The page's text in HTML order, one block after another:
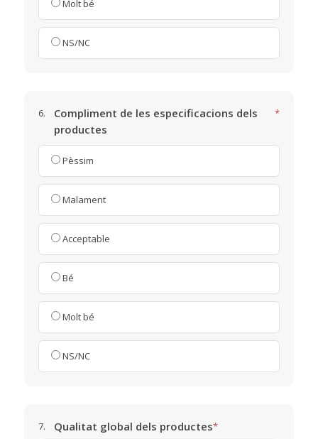
Molt bé
NS/NC
6.
Compliment de les especificacions dels
productes
*
Pèssim
Malament
Acceptable
Bé
Molt bé
NS/NC
7. Qualitat global dels productes*